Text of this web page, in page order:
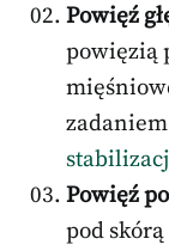
Powięź
powięzią
Powięź
pod